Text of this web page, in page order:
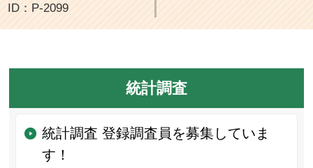
ID：P-2099
統計調査
統計調査 登録調査員を募集していま
す！